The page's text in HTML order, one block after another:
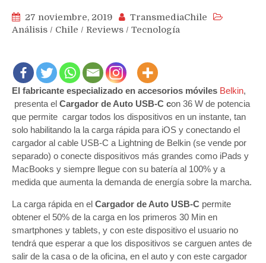
27 noviembre, 2019
TransmediaChile
Análisis / Chile / Reviews / Tecnología
El fabricante especializado en accesorios móviles Belkin,
presenta el Cargador de Auto USB-C con 36 W de potencia
que permite cargar todos los dispositivos en un instante, tan
solo habilitando la la carga rápida para iOS y conectando el
cargador al cable USB-C a Lightning de Belkin (se vende por
separado) o conecte dispositivos más grandes como iPads y
MacBooks y siempre llegue con su batería al 100% y a
medida que aumenta la demanda de energía sobre la marcha.
La carga rápida en el Cargador de Auto USB-C permite
obtener el 50% de la carga en los primeros 30 Min en
smartphones y tablets, y con este dispositivo el usuario no
tendrá que esperar a que los dispositivos se carguen antes de
salir de la casa o de la oficina, en el auto y con este cargador